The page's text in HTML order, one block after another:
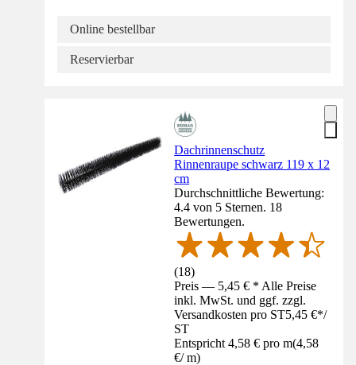
Online bestellbar
Reservierbar
Dachrinnenschutz
Rinnenraupe schwarz 119 x 12
cm
Durchschnittliche Bewertung:
4.4 von 5 Sternen. 18
Bewertungen.
(18)
Preis — 5,45 € * Alle Preise
inkl. MwSt. und ggf. zzgl.
Versandkosten pro ST5,45 €*/
ST
Entspricht 4,58 € pro m(4,58
€/ m)